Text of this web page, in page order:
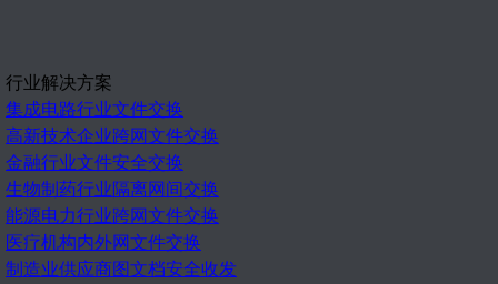
行业解决方案
集成电路行业文件交换
高新技术企业跨网文件交换
金融行业文件安全交换
生物制药行业隔离网间交换
能源电力行业跨网文件交换
医疗机构内外网文件交换
制造业供应商图文档安全收发